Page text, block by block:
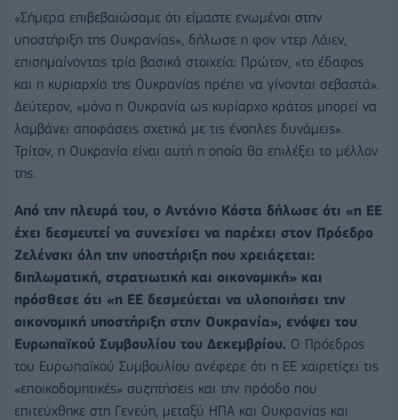
«Σήμερα επιβεβαιώσαμε ότι είμαστε ενωμένοι στην
υποστήριξη της Ουκρανίας», δήλωσε η φον ντερ Λάιεν,
επισημαίνοντας τρία βασικά στοιχεία: Πρώτον, «το έδαφος
και η κυριαρχία της Ουκρανίας πρέπει να γίνονται σεβαστά».
Δεύτερον, «μόνο η Ουκρανία ως κυρίαρχο κράτος μπορεί να
λαμβάνει αποφάσεις σχετικά με τις ένοπλες δυνάμεις».
Τρίτον, η Ουκρανία είναι αυτή η οποία θα επιλέξει το μέλλον
της.
Από την πλευρά του, ο Αντόνιο Κόστα δήλωσε ότι «η ΕΕ
έχει δεσμευτεί να συνεχίσει να παρέχει στον Πρόεδρο
Ζελένσκι όλη την υποστήριξη που χρειάζεται:
διπλωματική, στρατιωτική και οικονομική» και
πρόσθεσε ότι «η ΕΕ δεσμεύεται να υλοποιήσει την
οικονομική υποστήριξη στην Ουκρανία», ενόψει του
Ευρωπαϊκού Συμβουλίου του Δεκεμβρίου. Ο Πρόεδρος
του Ευρωπαϊκού Συμβουλίου ανέφερε ότι η ΕΕ χαιρετίζει τις
«εποικοδομητικές» συζητήσεις και την πρόοδο που
επιτεύχθηκε στη Γενεύη, μεταξύ ΗΠΑ και Ουκρανίας και